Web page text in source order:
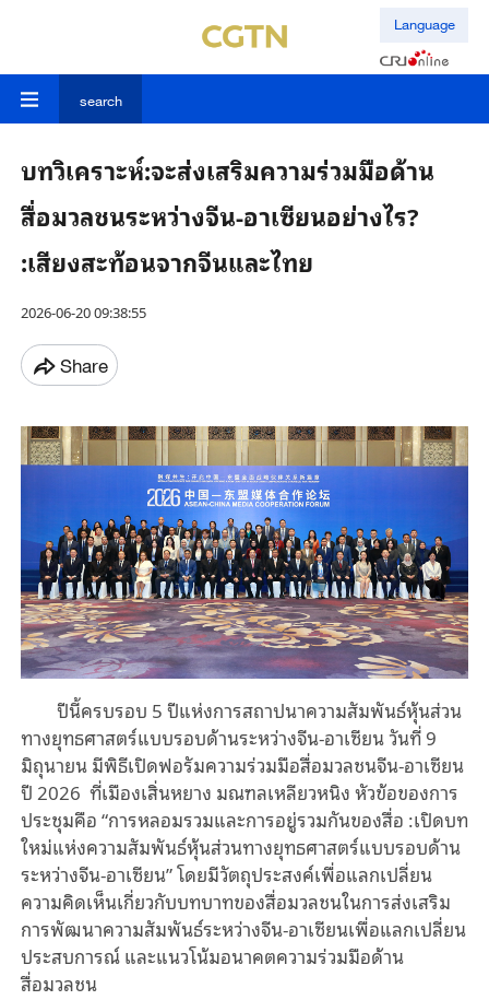
Language
search
บทวิเคราะห์:จะส่งเสริมความร่วมมือด้าน
สื่อมวลชนระหว่างจีน-อาเซียนอย่างไร?
:เสียงสะท้อนจากจีนและไทย
2026-06-20 09:38:55
Share
ปีนี้ครบรอบ 5 ปีแห่งการสถาปนาความสัมพันธ์หุ้นส่วน
ทางยุทธศาสตร์แบบรอบด้านระหว่างจีน-อาเซียน วันที่ 9
มิถุนายน มีพิธีเปิดฟอรัมความร่วมมือสื่อมวลชนจีน-อาเซียน
ปี 2026 ที่เมืองเสิ่นหยาง มณฑลเหลียวหนิง หัวข้อของการ
ประชุมคือ“การหลอมรวมและการอยู่รวมกันของสื่อ :เปิดบท
ใหม่แห่งความสัมพันธ์หุ้นส่วนทางยุทธศาสตร์แบบรอบด้าน
ระหว่างจีน-อาเซียน” โดยมีวัตถุประสงค์เพื่อแลกเปลี่ยน
ความคิดเห็นเกี่ยวกับบทบาทของสื่อมวลชนในการส่งเสริม
การพัฒนาความสัมพันธ์ระหว่างจีน-อาเซียนเพื่อแลกเปลี่ยน
ประสบการณ์ และแนวโน้มอนาคตความร่วมมือด้าน
สื่อมวลชน